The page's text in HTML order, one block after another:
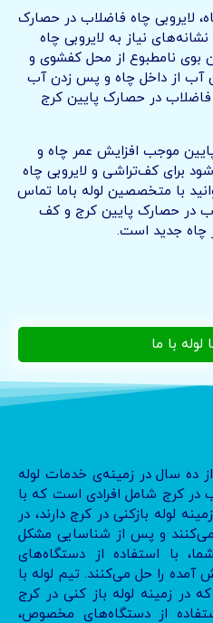
لایروبی چاه فاضلاب در حصارک
نیاز به لایروبی چاه
بوی نامطبوع از محل کفشوی و
آب از داخل چاه و پس زدن آب
فاضلاب در حصارک پایین کرج
موجب افزایش عمر چاه و
برای کف‌تراشی و لایروبی چاه
با متخصصین لوله باما تماس
در حصارک پایین کرج و کف
چاه جدید است.
با ما
ده سال در زمینه‌ی خدمات لوله
در کرج شامل افرادی است که با
لوله بازکنی در کرج دارند، در
می‌کنند و پس از شناسایی مشکل
با استفاده از دستگاه‌های
را حل می‌کنند. تیم لوله با
در زمینه لوله باز کنی در کرج
از دستگاه‌های مخصوص،